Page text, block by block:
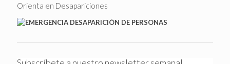
Orienta en Desapariciones